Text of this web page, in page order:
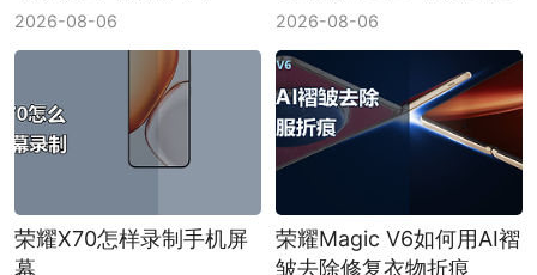
2026-08-06
日程
2026-08-06
荣耀X70怎样录制手机屏
幕
荣耀Magic V6如何用AI褶
皱去除修复衣物折痕